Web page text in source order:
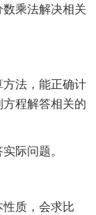
乘法解决相关
法，能正确计
程解答相关的
际问题。
质，会求比